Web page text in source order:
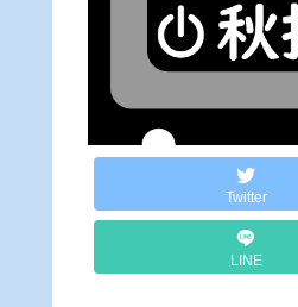
Twitter
LINE